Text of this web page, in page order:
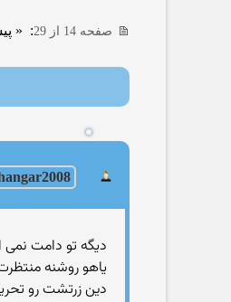
صفحه 14 از 29 :
«
8
دیگه تو دامت نمی
یاهو روشنه
دین زرتشت رو